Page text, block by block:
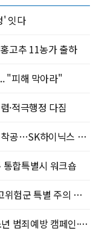
' 잇다
고추 11농가 출하
"피해 막아라"
·적극행정 다짐
…SK하이닉스 공급
합특별시 워크숍
군 특별 주의 당부
캠페인·연합 아웃리치